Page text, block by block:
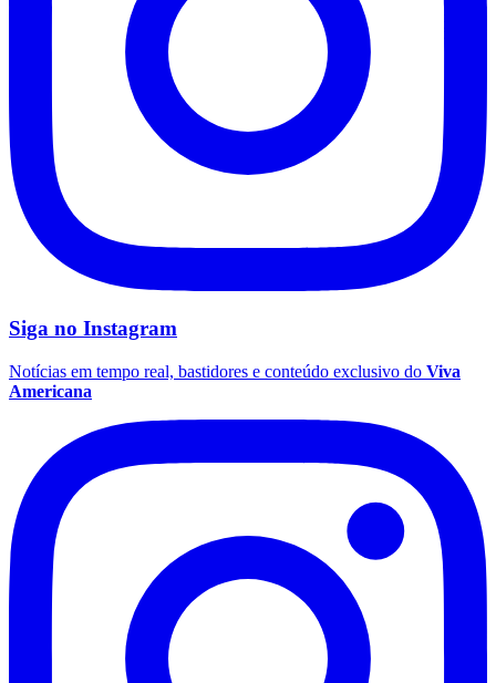
Siga no Instagram
Notícias em tempo real, bastidores e conteúdo exclusivo do Viva
Americana